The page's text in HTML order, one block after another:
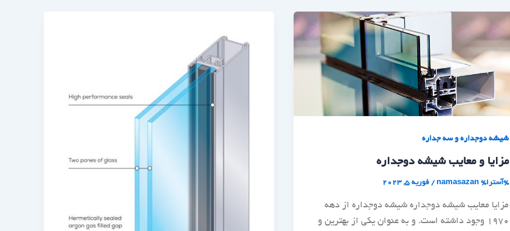
شیشه دوجداره و سه جداره
مزایا و معایب شیشه دوجداره
%آسترا% namasazan
/ فوریه 5, 2023
مزایا معایب شیشه دوجداره شیشه دوجداره از دهه
1970 وجود داشته است. و به عنوان یکی از بهترین و